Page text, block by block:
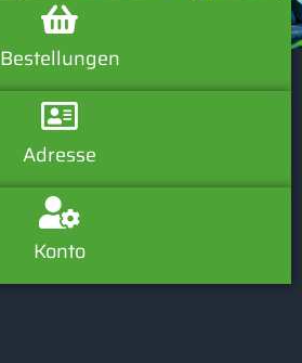
Bestellungen
Adresse
Konto